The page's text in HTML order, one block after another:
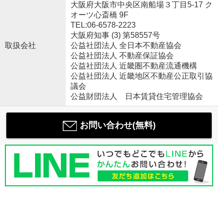
取扱会社
大阪府大阪市中央区南船場３丁目5-17 ク
オーツ心斎橋 9F
TEL:06-6578-2223
大阪府知事 (3) 第58557号
公益社団法人 全日本不動産協会
公益社団法人 不動産保証協会
公益社団法人 近畿圏不動産流通機構
公益社団法人 近畿地区不動産公正取引協
議会
公益財団法人 日本賃貸住宅管理協会
お問い合わせ(無料)